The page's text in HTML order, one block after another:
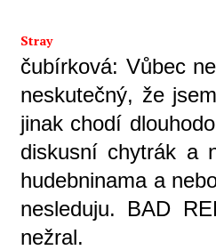
Stray
čubírková: Vůbec
neskutečný, že
jinak chodí
diskusní chytrák a
hudebninama a
nesleduju. BAD
nežral.